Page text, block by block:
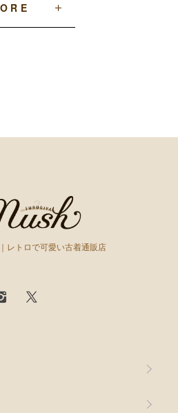
レトロで可愛い古着通販店